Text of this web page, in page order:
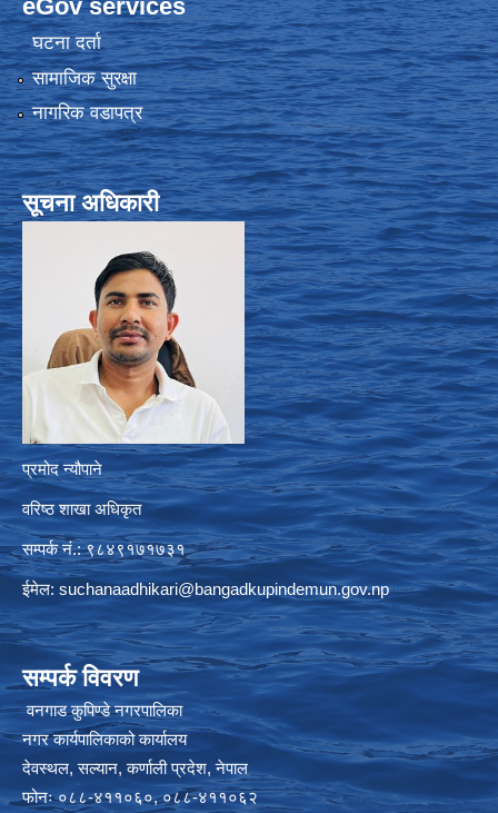
eGov services
घटना दर्ता
सामाजिक सुरक्षा
नागरिक वडापत्र
सूचना अधिकारी
प्रमोद न्यौपाने
वरिष्ठ शाखा अधिकृत
सम्पर्क नं.: ९८४९१७१७३१
ईमेल: suchanaadhikari@bangadkupindemun.gov.np
सम्पर्क विवरण
वनगाड कुपिण्डे नगरपालिका
नगर कार्यपालिकाको कार्यालय
देवस्थल, सल्यान, कर्णाली प्रदेश, नेपाल
फोनः ०८८-४११०६०, ०८८-४११०६२